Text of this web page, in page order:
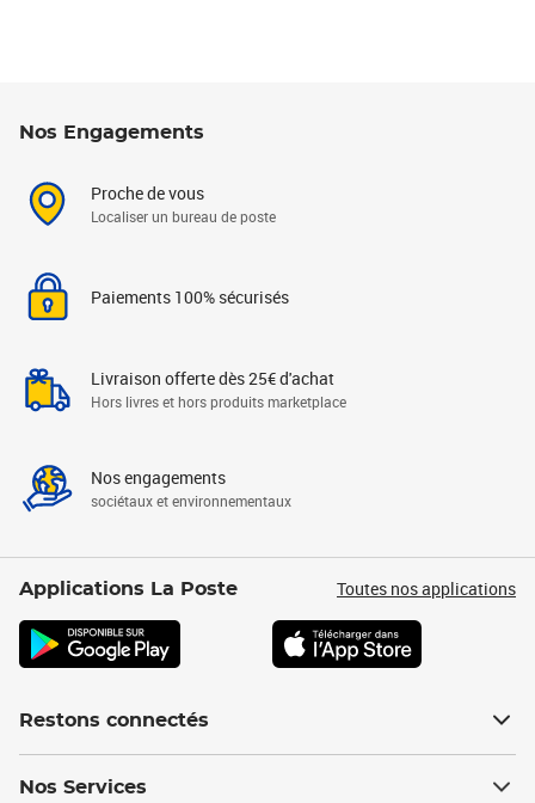
Nos Engagements
Proche de vous
Localiser un bureau de poste
Paiements 100% sécurisés
Livraison offerte dès 25€ d'achat
Hors livres et hors produits marketplace
Nos engagements
sociétaux et environnementaux
Applications La Poste Toutes nos applications
Restons connectés
Nos Services